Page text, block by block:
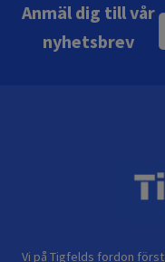
Anmäl dig till vår
nyhetsbrev
Vi på Tigfelds fordon